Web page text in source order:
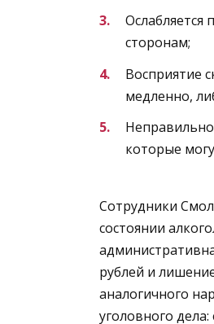
Ослабляется
сторонам;
Восприятие
медленно,
которые
Сотрудники
состоянии
рублей и
аналогичного
уголовного